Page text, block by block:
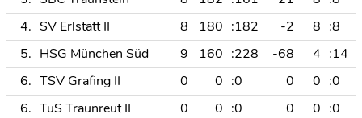
4. SV Erlstätt II 8 180 :182 -2 8 :8
5. HSG München Süd 9 160 :228 -68 4 :14
6. TSV Grafing II 0 0 :0 0 0 :0
6. TuS Traunreut II 0 0 :0 0 0 :0